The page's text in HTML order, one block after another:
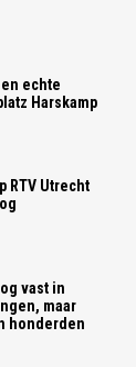
echte
Harskamp
RTV Utrecht
vast in
maar
honderden